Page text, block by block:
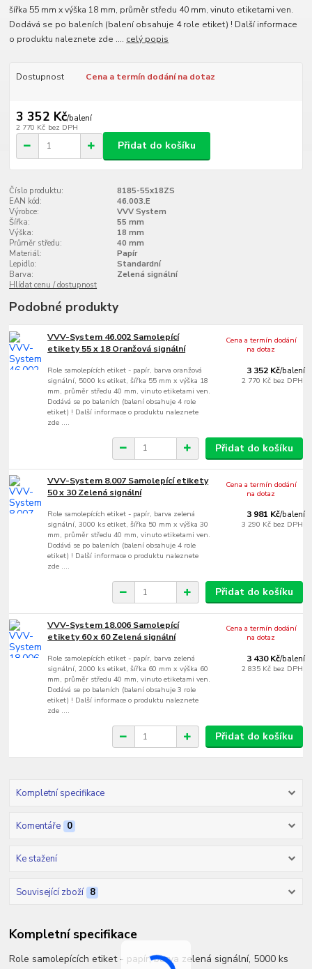
šířka 55 mm x výška 18 mm, průměr středu 40 mm, vinuto etiketami ven.
Dodává se po baleních (balení obsahuje 4 role etiket) ! Další informace
o produktu naleznete zde .... celý popis
Dostupnost Cena a termín dodání na dotaz
3 352 Kč/balení
2 770 Kč bez DPH
Přidat do košíku
Číslo produktu:
8185-55x18ZS
EAN kód:
46.003.E
Výrobce:
VVV System
Šířka:
55 mm
Výška:
18 mm
Průměr středu:
40 mm
Materiál:
Papír
Lepidlo:
Standardní
Barva:
Zelená signální
Hlídat cenu / dostupnost
Podobné produkty
VVV-System 46.002 Samolepící
etikety 55 x 18 Oranžová signální
Role samolepících etiket - papír, barva oranžová
signální, 5000 ks etiket, šířka 55 mm x výška 18
mm, průměr středu 40 mm, vinuto etiketami ven.
Dodává se po baleních (balení obsahuje 4 role
etiket) ! Další informace o produktu naleznete
zde ....
3 352 Kč/balení
2 770 Kč bez DPH
Cena a termín dodání
na dotaz
Přidat do košíku
VVV-System 8.007 Samolepící etikety
50 x 30 Zelená signální
Role samolepících etiket - papír, barva zelená
signální, 3000 ks etiket, šířka 50 mm x výška 30
mm, průměr středu 40 mm, vinuto etiketami ven.
Dodává se po baleních (balení obsahuje 4 role
etiket) ! Další informace o produktu naleznete
zde ....
3 981 Kč/balení
3 290 Kč bez DPH
Cena a termín dodání
na dotaz
Přidat do košíku
VVV-System 18.006 Samolepící
etikety 60 x 60 Zelená signální
Role samolepících etiket - papír, barva zelená
signální, 2000 ks etiket, šířka 60 mm x výška 60
mm, průměr středu 40 mm, vinuto etiketami ven.
Dodává se po baleních (balení obsahuje 3 role
etiket) ! Další informace o produktu naleznete
zde ....
3 430 Kč/balení
2 835 Kč bez DPH
Cena a termín dodání
na dotaz
Přidat do košíku
Kompletní specifikace
Komentáře 0
Ke stažení
Související zboží 8
Kompletní specifikace
Role samolepících etiket - papír, barva zelená signální, 5000 ks